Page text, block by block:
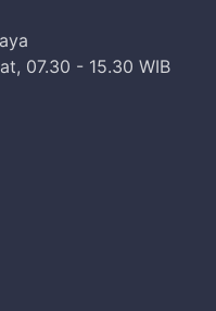
07.30 - 15.30 WIB